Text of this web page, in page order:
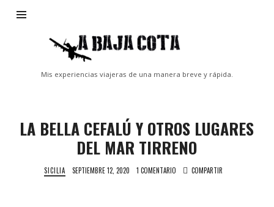
Baja
Cota
Mis experiencias viajeras de una manera breve y rápida.
LA BELLA CEFALÚ Y OTROS LUGARES
DEL MAR TIRRENO
SICILIA SEPTIEMBRE 12, 2020 1 COMENTARIO COMPARTIR